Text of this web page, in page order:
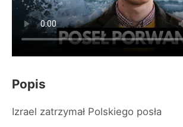
Popis
Izrael zatrzymał Polskiego posła